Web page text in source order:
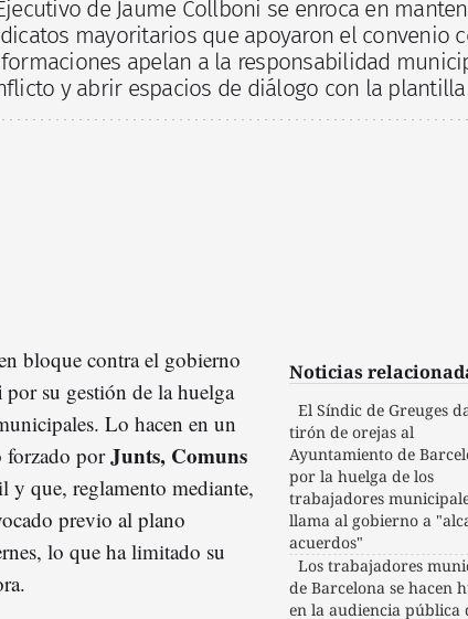
de Jaume Collboni se enroca en
mayoritarios que apoyaron el convenio
apelan a la responsabilidad
y abrir espacios de diálogo con la
Noticias
El Síndic de Greuges
tirón de orejas al
Ayuntamiento de
por la huelga de los
trabajadores
llama al gobierno a
acuerdos"
Los trabajadores
de Barcelona se hacen
en la audiencia pública
bloque contra el gobierno
por su gestión de la huelga
Lo hacen en un
forzado porJunts, Comuns
y que, reglamento mediante,
previo al plano
lo que ha limitado su